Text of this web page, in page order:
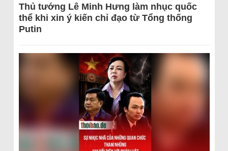
Thủ tướng Lê Minh Hưng làm nhục quốc
thể khi xin ý kiến chỉ đạo từ Tổng thống
Putin